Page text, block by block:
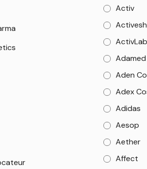
Activ
ActivLab
Aden
Adex
Adidas
Aesop
Aether
Affect